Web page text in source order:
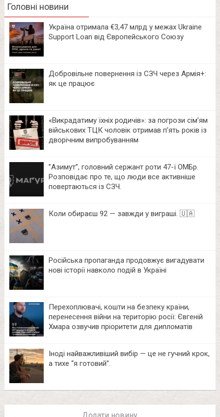
Головні новини
Україна отримала €3,47 млрд у межах Ukraine
Support Loan від Європейського Союзу
Добровільне повернення із СЗЧ через Армія+:
як це працює
«Викрадатиму їхніх родичів»: за погрози сім’ям
військових ТЦК чоловік отримав п’ять років із
дворічним випробуванням
⁨”Азимут”, головний сержант роти 47-ї ОМБр.
Розповідає про те, що люди все активніше
повертаються із СЗЧ.
Коли обираєш 92 — завжди у виграші. 🇺🇦
Російська пропаганда продовжує вигадувати
нові історії навколо подій в Україні
Перехоплювачі, кошти на безпеку країни,
перенесення війни на територію росії: Євгеній
Хмара озвучив пріоритети для дипломатів
Іноді найважливіший вибір — це не гучний крок,
а тихе “я готовий”.